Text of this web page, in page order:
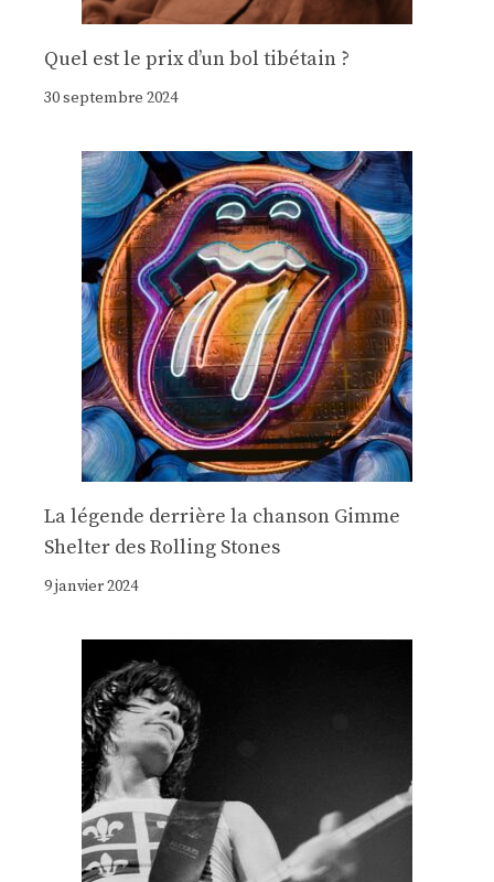
Quel est le prix d’un bol tibétain ?
30 septembre 2024
La légende derrière la chanson Gimme
Shelter des Rolling Stones
9 janvier 2024